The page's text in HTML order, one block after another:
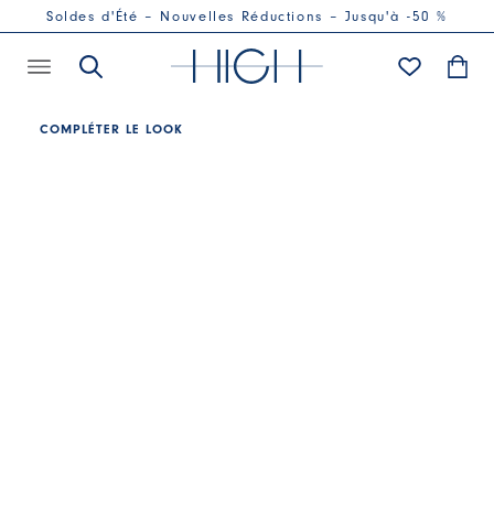
Soldes d'Été – Nouvelles Réductions – Jusqu'à -50 %
COMPLÉTER LE LOOK